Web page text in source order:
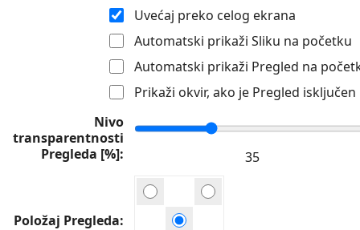
Uvećaj preko celog ekrana
Automatski prikaži Sliku na početku
Automatski prikaži Pregled na
Prikaži okvir, ako je Pregled isključen
Nivo
transparentnosti
Pregleda [%]
Položaj Pregleda